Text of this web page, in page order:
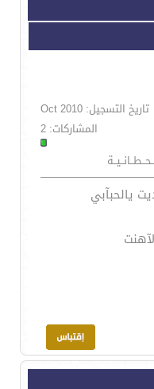
تاريخ التسجيل: Oct 2010
المشاركات: 2
يالحبآبي